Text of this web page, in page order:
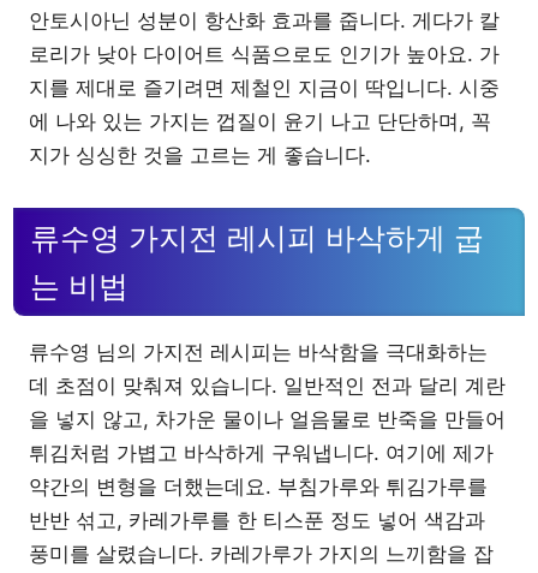
안토시아닌 성분이 항산화 효과를 줍니다. 게다가 칼
로리가 낮아 다이어트 식품으로도 인기가 높아요. 가
지를 제대로 즐기려면 제철인 지금이 딱입니다. 시중
에 나와 있는 가지는 껍질이 윤기 나고 단단하며, 꼭
지가 싱싱한 것을 고르는 게 좋습니다.
류수영 가지전 레시피 바삭하게 굽
는 비법
류수영 님의 가지전 레시피는 바삭함을 극대화하는
데 초점이 맞춰져 있습니다. 일반적인 전과 달리 계란
을 넣지 않고, 차가운 물이나 얼음물로 반죽을 만들어
튀김처럼 가볍고 바삭하게 구워냅니다. 여기에 제가
약간의 변형을 더했는데요. 부침가루와 튀김가루를
반반 섞고, 카레가루를 한 티스푼 정도 넣어 색감과
풍미를 살렸습니다. 카레가루가 가지의 느끼함을 잡